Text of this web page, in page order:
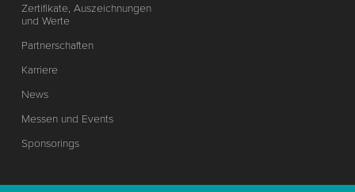
Zertifikate, Auszeichnungen
und Werte
Partnerschaften
Karriere
News
Messen und Events
Sponsorings